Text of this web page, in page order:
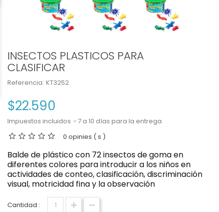
INSECTOS PLASTICOS PARA
CLASIFICAR
Referencia: KT3252
$22.590
Impuestos incluidos
7 a 10 días para la entrega
0 opinies ( s )
Balde de plástico con 72 insectos de goma en
diferentes colores para introducir a los niños en
actividades de conteo, clasificación, discriminación
visual, motricidad fina y la observación
Cantidad :